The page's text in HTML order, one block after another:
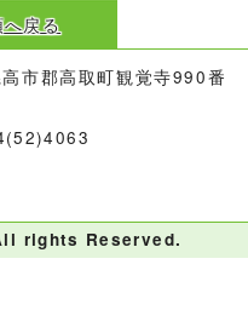
戻る
市郡高取町観覚寺990番
rights Reserved.